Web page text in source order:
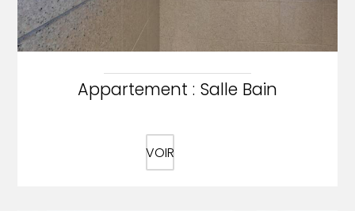
Appartement : Salle Bain
VOIR